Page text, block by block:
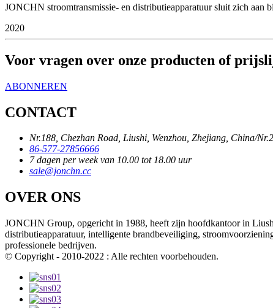
JONCHN stroomtransmissie- en distributieapparatuur sluit zich aan
2020
Voor vragen over onze producten of
ABONNEREN
CONTACT
Nr.188, Chezhan Road, Liushi, Wenzhou, Zhejiang, China/
86-577-27856666
7 dagen per week van 10.00 tot 18.00 uur
sale@jonchn.cc
OVER ONS
JONCHN Group, opgericht in 1988, heeft zijn hoofdkantoor in
distributieapparatuur, intelligente brandbeveiliging,
professionele bedrijven.
© Copyright - 2010-2022 : Alle rechten voorbehouden.